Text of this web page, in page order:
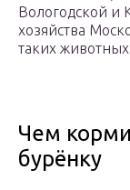
Вологодской и
хозяйства
таких
Чем
бурёнку